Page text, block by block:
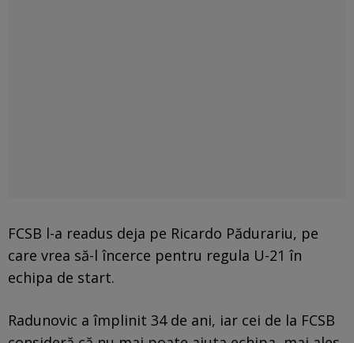
FCSB l-a readus deja pe Ricardo Pădurariu, pe
care vrea să-l încerce pentru regula U-21 în
echipa de start.
Radunovic a împlinit 34 de ani, iar cei de la FCSB